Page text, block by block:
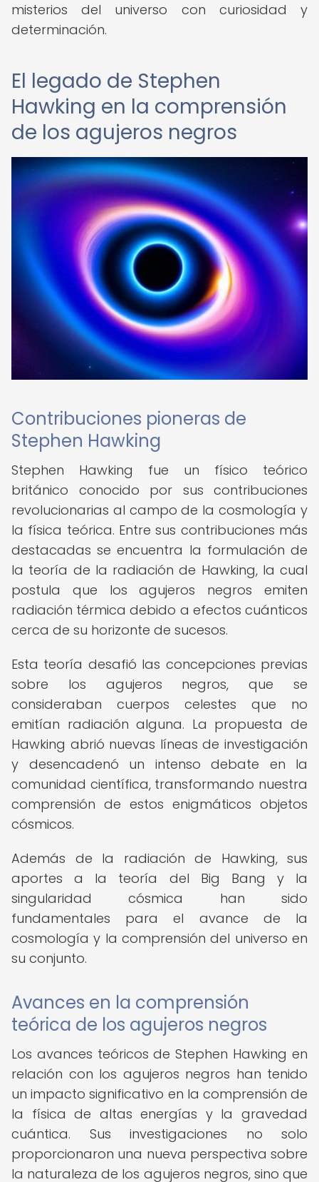
misterios del universo con curiosidad y
determinación.
El legado de Stephen
Hawking en la comprensión
de los agujeros negros
Contribuciones pioneras de
Stephen Hawking
Stephen Hawking fue un físico teórico
británico conocido por sus contribuciones
revolucionarias al campo de la cosmología y
la física teórica. Entre sus contribuciones más
destacadas se encuentra la formulación de
la teoría de la radiación de Hawking, la cual
postula que los agujeros negros emiten
radiación térmica debido a efectos cuánticos
cerca de su horizonte de sucesos.
Esta teoría desafió las concepciones previas
sobre los agujeros negros, que se
consideraban cuerpos celestes que no
emitían radiación alguna. La propuesta de
Hawking abrió nuevas líneas de investigación
y desencadenó un intenso debate en la
comunidad científica, transformando nuestra
comprensión de estos enigmáticos objetos
cósmicos.
Además de la radiación de Hawking, sus
aportes a la teoría del Big Bang y la
singularidad cósmica han sido
fundamentales para el avance de la
cosmología y la comprensión del universo en
su conjunto.
Avances en la comprensión
teórica de los agujeros negros
Los avances teóricos de Stephen Hawking en
relación con los agujeros negros han tenido
un impacto significativo en la comprensión de
la física de altas energías y la gravedad
cuántica. Sus investigaciones no solo
proporcionaron una nueva perspectiva sobre
la naturaleza de los agujeros negros, sino que